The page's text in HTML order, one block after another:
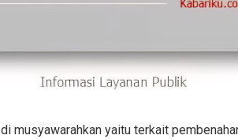
musyawarahkan yaitu terkait